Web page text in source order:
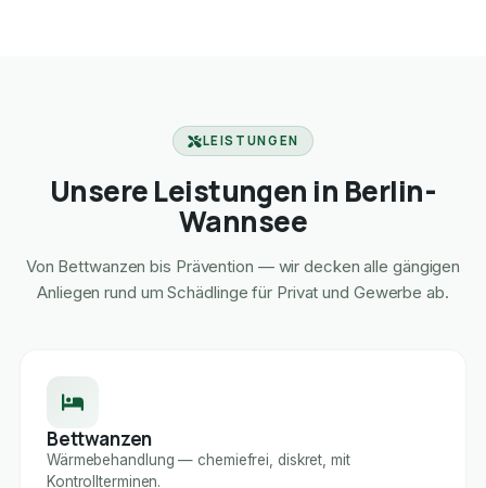
LEISTUNGEN
Unsere Leistungen in Berlin-
Wannsee
Von Bettwanzen bis Prävention — wir decken alle gängigen
Anliegen rund um Schädlinge für Privat und Gewerbe ab.
Bettwanzen
Wärmebehandlung — chemiefrei, diskret, mit
Kontrollterminen.